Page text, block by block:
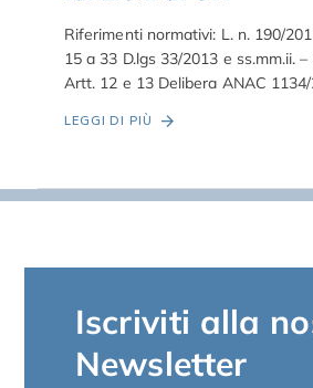
Riferimenti normativi: L. n. 190/
15 a 33 D.lgs 33/2013 e ss.mm.ii.
Artt. 12 e 13 Delibera ANAC
LEGGI DI PIÙ
Iscriviti alla
Newsletter